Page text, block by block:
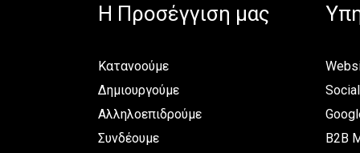
H Προσέγγιση μας
Κατανοούμε
Δημιουργούμε
Αλληλοεπιδρούμε
Συνδέουμε
B2B